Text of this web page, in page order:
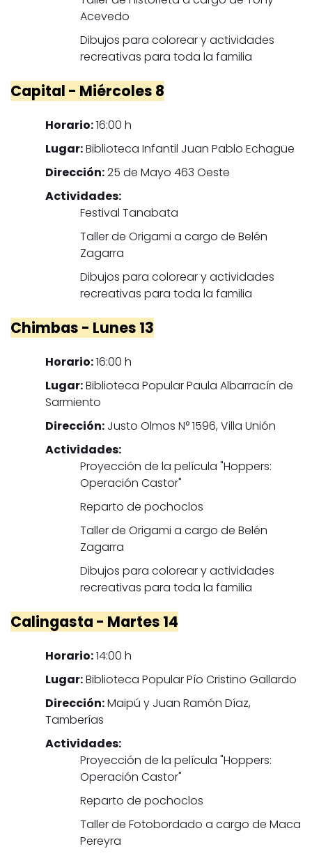
Acevedo
Dibujos para colorear y actividades
recreativas para toda la familia
Capital - Miércoles 8
Horario:16:00 h
Lugar:Biblioteca Infantil Juan Pablo Echagüe
Dirección:25 de Mayo 463 Oeste
Actividades:
Festival Tanabata
Taller de Origami a cargo de Belén
Zagarra
Dibujos para colorear y actividades
recreativas para toda la familia
Chimbas - Lunes 13
Horario:16:00 h
Lugar:Biblioteca Popular Paula Albarracín de
Sarmiento
Dirección: Justo Olmos N° 1596, Villa Unión
Actividades:
Proyección de la película "Hoppers:
Operación Castor"
Reparto de pochoclos
Taller de Origami a cargo de Belén
Zagarra
Dibujos para colorear y actividades
recreativas para toda la familia
Calingasta - Martes 14
Horario:14:00 h
Lugar:Biblioteca Popular Pío Cristino Gallardo
Dirección:Maipú y Juan Ramón Díaz,
Tamberías
Actividades:
Proyección de la película "Hoppers:
Operación Castor"
Reparto de pochoclos
Taller de Fotobordado a cargo de Maca
Pereyra